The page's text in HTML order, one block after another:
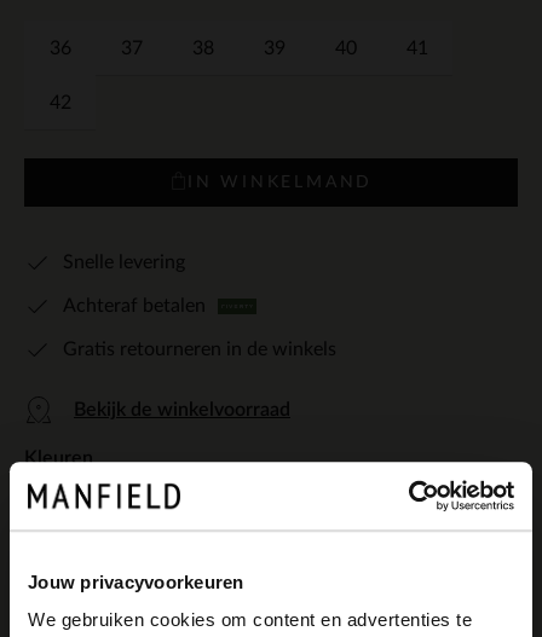
Jouw privacyvoorkeuren
We gebruiken cookies om content en advertenties te
36 37 38 39 40 41
42
IN WINKELMAND
Snelle levering
Achteraf betalen
Gratis retourneren in de winkels
Bekijk de winkelvoorraad
Kleuren